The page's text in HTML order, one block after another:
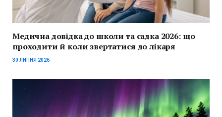
Медична довідка до школи та садка 2026: що
проходити й коли звертатися до лікаря
30 ЛИПНЯ 2026